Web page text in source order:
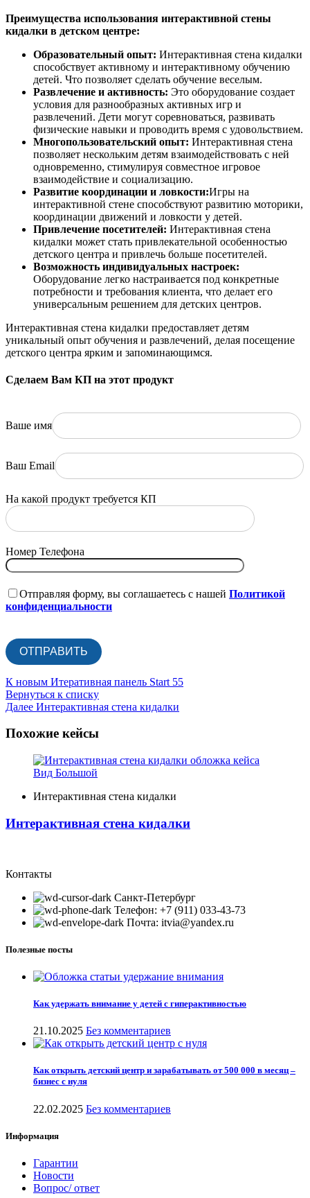
Преимущества использования интерактивной стены
кидалки в детском центре:
Образовательный опыт: Интерактивная стена кидалки
способствует активному и интерактивному обучению
детей. Что позволяет сделать обучение веселым.
Развлечение и активность: Это оборудование создает
условия для разнообразных активных игр и
развлечений. Дети могут соревноваться, развивать
физические навыки и проводить время с удовольствием.
Многопользовательский опыт: Интерактивная стена
позволяет нескольким детям взаимодействовать с ней
одновременно, стимулируя совместное игровое
взаимодействие и социализацию.
Развитие координации и ловкости:Игры на
интерактивной стене способствуют развитию моторики,
координации движений и ловкости у детей.
Привлечение посетителей: Интерактивная стена
кидалки может стать привлекательной особенностью
детского центра и привлечь больше посетителей.
Возможность индивидуальных настроек:
Оборудование легко настраивается под конкретные
потребности и требования клиента, что делает его
универсальным решением для детских центров.
Интерактивная стена кидалки предоставляет детям
уникальный опыт обучения и развлечений, делая посещение
детского центра ярким и запоминающимся.
Сделаем Вам КП на этот продукт
Ваше имя
Ваш Email
На какой продукт требуется КП
Номер Телефона
Отправляя форму, вы соглашаетесь с нашей Политикой
конфиденциальности
К новым Итеративная панель Start 55
Вернуться к списку
Далее Интерактивная стена кидалки
Похожие кейсы
Вид Большой
Интерактивная стена кидалки
Интерактивная стена кидалки
Контакты
Санкт-Петербург
Телефон: +7 (911) 033-43-73
Почта: itvia@yandex.ru
Полезные посты
Как удержать внимание у детей с гиперактивностью
21.10.2025 Без комментариев
Как открыть детский центр и зарабатывать от 500 000 в месяц –
бизнес с нуля
22.02.2025 Без комментариев
Информация
Гарантии
Новости
Вопрос/ ответ